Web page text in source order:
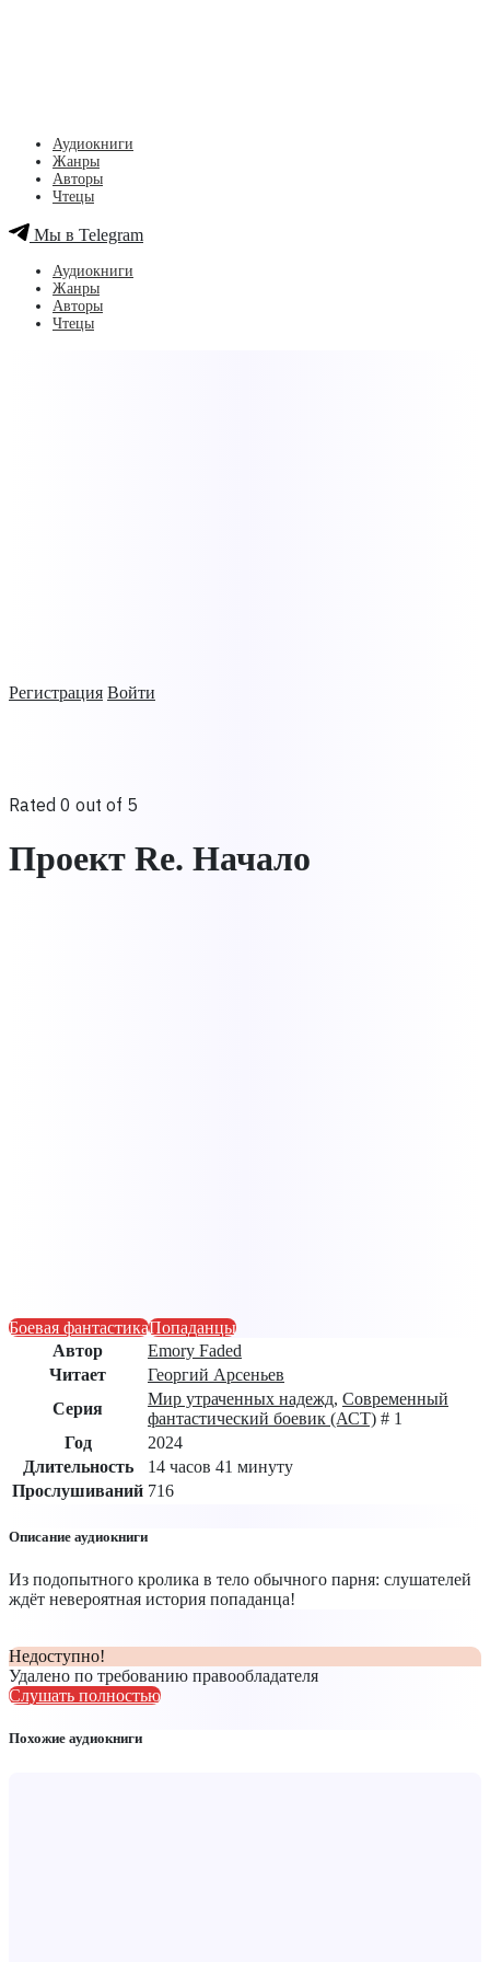
Регистрация Войти
Аудиокниги
Жанры
Авторы
Чтецы
Мы в Telegram
Аудиокниги
Жанры
Авторы
Чтецы
Rated 0 out of 5
Проект Re. Начало
Боевая фантастикаПопаданцы
Автор
Emory Faded
Читает
Георгий Арсеньев
Серия
Мир утраченных надежд, Современный
фантастический боевик (АСТ) # 1
Год
2024
Длительность
14 часов 41 минуту
Прослушиваний 716
Описание аудиокниги
Из подопытного кролика в тело обычного парня: слушателей
ждёт невероятная история попаданца!
Недоступно!
Удалено по требованию правообладателя
Слушать полностью
Похожие аудиокниги